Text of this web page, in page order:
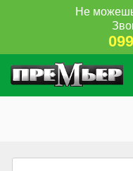
Не